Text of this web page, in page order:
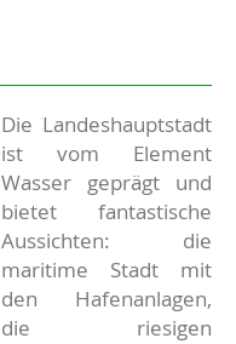
Die Landeshauptstadt
ist vom Element
Wasser geprägt und
bietet fantastische
Aussichten: die
maritime Stadt mit
den Hafenanlagen,
die riesigen